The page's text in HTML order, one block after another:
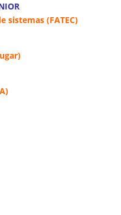
sistemas (FATEC)